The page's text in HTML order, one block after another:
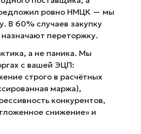
ровно НМЦК — мы
В 60% случаев закупку
переторжку.
а не паника. Мы
с вашей ЭЦП:
строго в расчётных
маржа),
конкурентов,
снижение» и